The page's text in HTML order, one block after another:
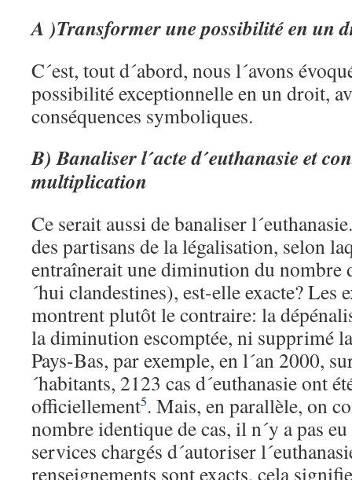
A )Transformer une possibilité en un
C´est, tout d´abord, nous l´avons
possibilité exceptionnelle en un droit,
conséquences symboliques.
B) Banaliser l´acte d´euthanasie et
multiplication
Ce serait aussi de banaliser
des partisans de la légalisation, selon
entraînerait une diminution du nombre
´hui clandestines), est-elle exacte? Les
montrent plutôt le contraire: la
la diminution escomptée, ni supprimé
Pays-Bas, par exemple, en l´an 2000,
´habitants, 2123 cas d´euthanasie ont
officiellement5. Mais, en parallèle, on
nombre identique de cas, il n´y a pas
services chargés d´autoriser
renseignements sont exacts, cela